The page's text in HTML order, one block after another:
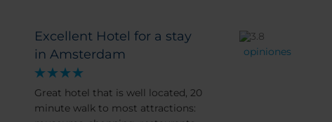
Excellent Hotel for a stay
in Amsterdam
Great hotel that is well located, 20
minute walk to most attractions:
opiniones